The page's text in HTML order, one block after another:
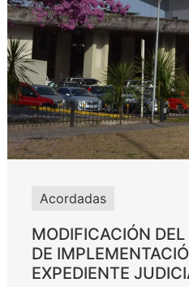
Acordadas
MODIFICACIÓN
DE
EXPEDIENTE